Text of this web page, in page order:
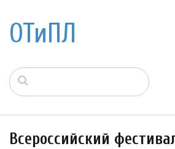
ОТиПЛ
Всероссийский